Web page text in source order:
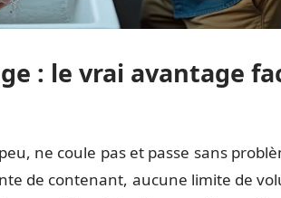
: le vrai avantage
ne coule pas et passe sans
de contenant, aucune limite de